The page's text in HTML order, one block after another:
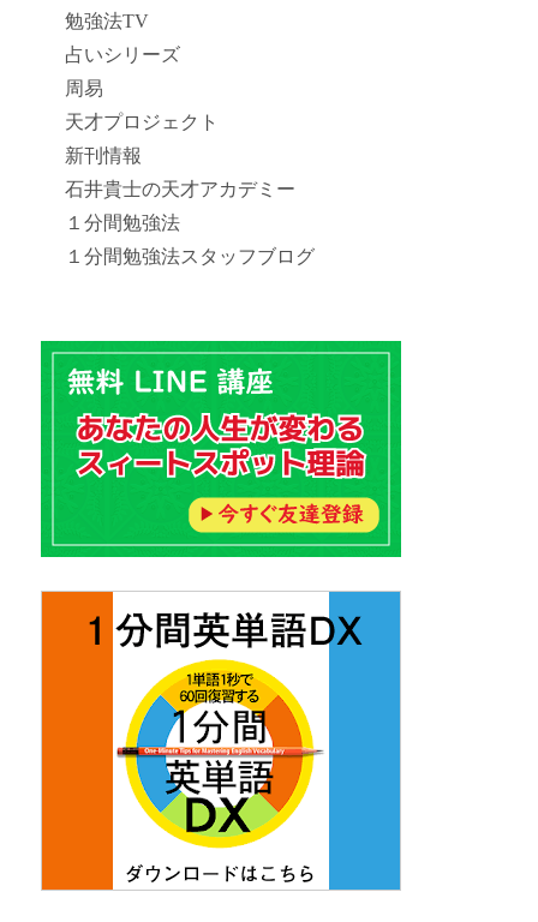
勉強法TV
占いシリーズ
周易
天才プロジェクト
新刊情報
石井貴士の天才アカデミー
１分間勉強法
１分間勉強法スタッフブログ